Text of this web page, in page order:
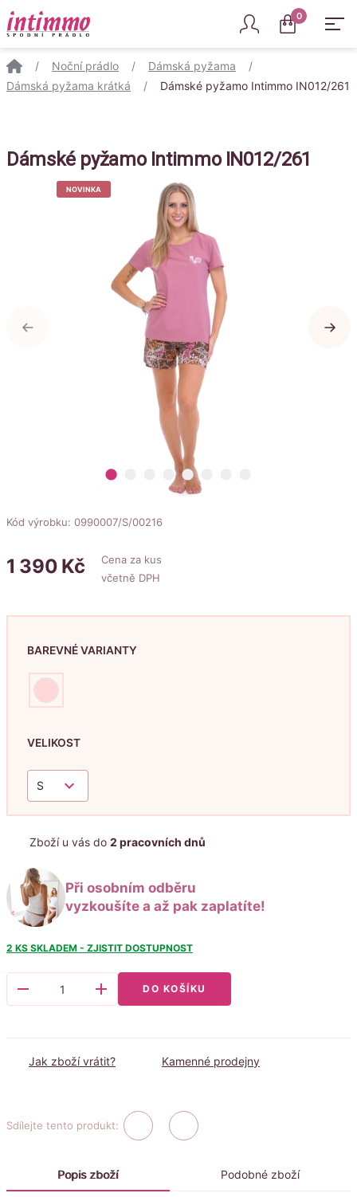
Intimmo 0
/ Noční prádlo / Dámská pyžama
/
Dámská pyžama krátká
/ Dámské pyžamo Intimmo IN012/261
Dámské pyžamo Intimmo IN012/261
NOVINKA
lens lens lens
Kód výrobku: 0990007/S/00216
1 390 Kč
Cena za kus
včetně DPH
BAREVNÉ VARIANTY
VELIKOST
S keyboard_arrow_down
Zboží u vás do 2 pracovních dnů
Při osobním odběru
vyzkoušíte a až pak zaplatíte!
2 KS SKLADEM - ZJISTIT DOSTUPNOST
remove add DO KOŠÍKU
Jak zboží vrátit? Kamenné prodejny
Sdílejte tento produkt:
Popis zboží Podobné zboží